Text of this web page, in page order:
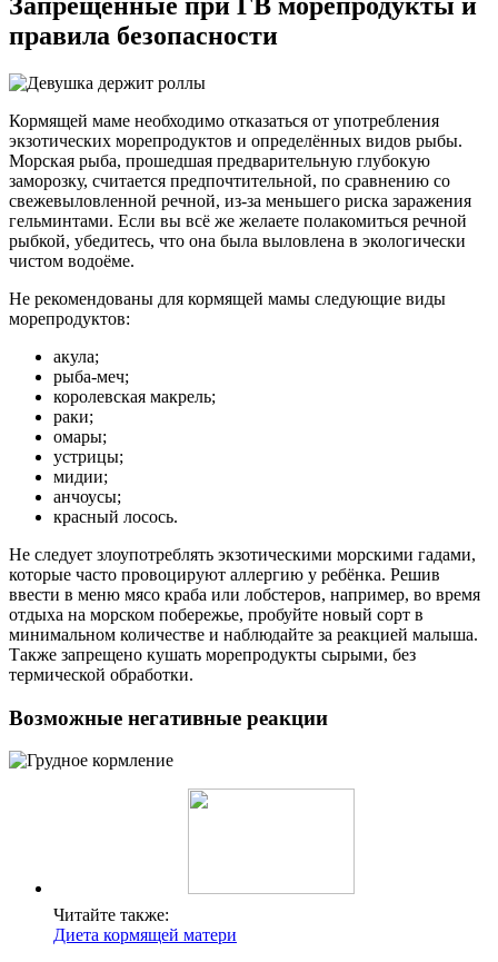
правила безопасности
Кормящей маме необходимо отказаться от употребления
экзотических морепродуктов и определённых видов рыбы.
Морская рыба, прошедшая предварительную глубокую
заморозку, считается предпочтительной, по сравнению со
свежевыловленной речной, из-за меньшего риска заражения
гельминтами. Если вы всё же желаете полакомиться речной
рыбкой, убедитесь, что она была выловлена в экологически
чистом водоёме.
Не рекомендованы для кормящей мамы следующие виды
морепродуктов:
акула;
рыба-меч;
королевская макрель;
раки;
омары;
устрицы;
мидии;
анчоусы;
красный лосось.
Не следует злоупотреблять экзотическими морскими гадами,
которые часто провоцируют аллергию у ребёнка. Решив
ввести в меню мясо краба или лобстеров, например, во время
отдыха на морском побережье, пробуйте новый сорт в
минимальном количестве и наблюдайте за реакцией малыша.
Также запрещено кушать морепродукты сырыми, без
термической обработки.
Возможные негативные реакции
Читайте также:
Диета кормящей матери